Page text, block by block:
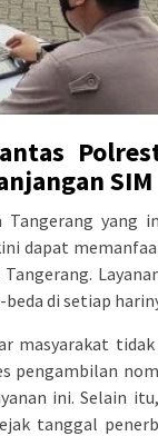
SIM
Tangerang yang
dapat
di setiap
masyarakat
pengambilan
ini. Selain
tanggal